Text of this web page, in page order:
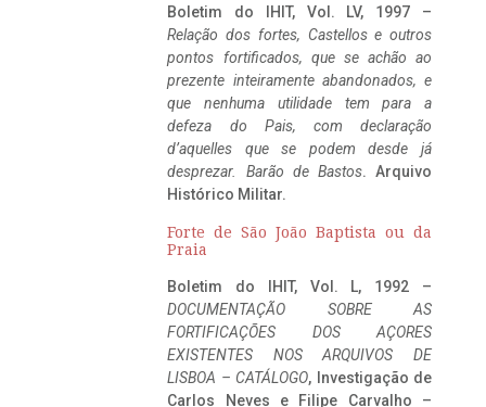
Boletim do IHIT, Vol. LV, 1997 –
Relação dos fortes, Castellos e outros
pontos fortificados, que se achão ao
prezente inteiramente abandonados, e
que nenhuma utilidade tem para a
defeza do Pais, com declaração
d’aquelles que se podem desde já
desprezar. Barão de Bastos. Arquivo
Histórico Militar.
Forte de São João Baptista ou da
Praia
Boletim do IHIT, Vol. L, 1992 –
DOCUMENTAÇÃO SOBRE AS
FORTIFICAÇÕES DOS AÇORES
EXISTENTES NOS ARQUIVOS DE
LISBOA – CATÁLOGO, Investigação de
Carlos Neves e Filipe Carvalho –